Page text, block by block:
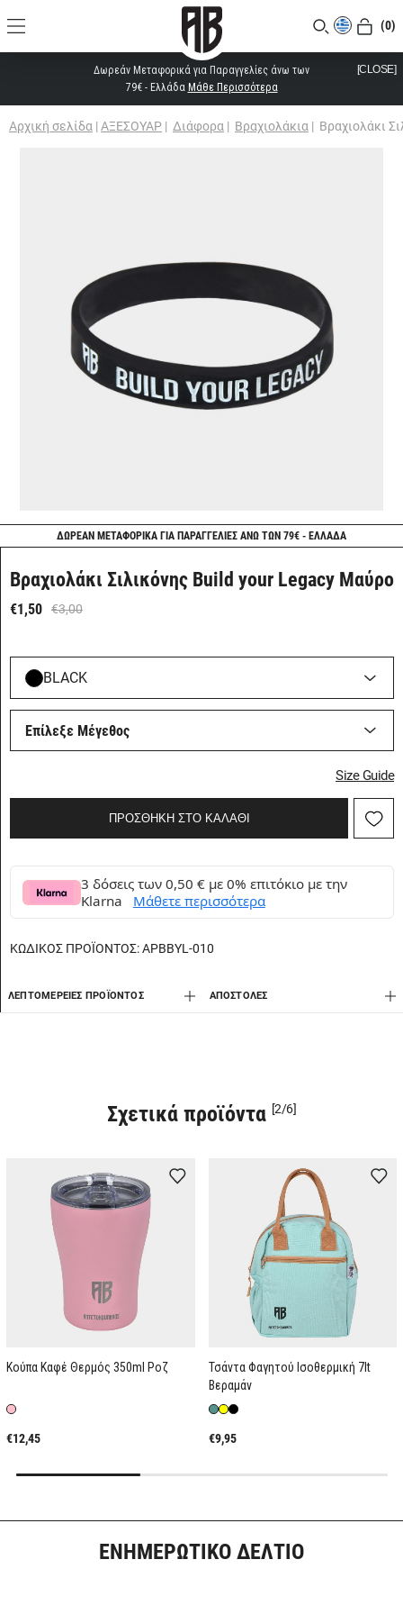
(0)
Δωρεάν Μεταφορικά για Παραγγελίες άνω των
79€ - Ελλάδα Μάθε Περισσότερα
[CLOSE]
Αρχική σελίδα | ΑΞΕΣΟΥΑΡ | Διάφορα | Βραχιολάκια | Βραχιολάκι
ΔΩΡΕΑΝ ΜΕΤΑΦΟΡΙΚΑ ΓΙΑ ΠΑΡΑΓΓΕΛΙΕΣ ΑΝΩ ΤΩΝ 79€ - ΕΛΛΑΔΑ
Βραχιολάκι Σιλικόνης Build your Legacy Μαύρο
€1,50 €3,00
BLACK
Επίλεξε Μέγεθος
Size Guide
ΠΡΟΣΘΗΚΗ ΣΤΟ ΚΑΛΑΘΙ
3 δόσεις των 0,50 € με 0% επιτόκιο με την
Klarna
Μάθετε περισσότερα
ΚΩΔΙΚΟΣ ΠΡΟΪΟΝΤΟΣ:APBBYL-010
ΛΕΠΤΟΜΈΡΕΙΕΣ ΠΡΟΪΌΝΤΟΣ AΠΟΣΤΟΛΈΣ
Σχετικά προϊόντα [2/6]
Κούπα Καφέ Θερμός 350ml Ροζ
€12,45
Τσάντα Φαγητού Ισοθερμική 7lt
Βεραμάν
€9,95
ΕΝΗΜΕΡΩΤΙΚΟ ΔΕΛΤΙΟ